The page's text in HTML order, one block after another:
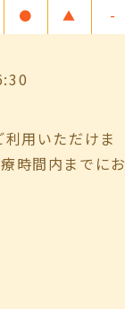
● ▲ -
用いただけま
時間内までにお